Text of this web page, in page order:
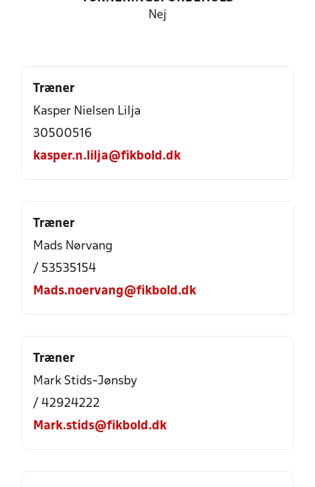
Nej
Træner
Kasper Nielsen Lilja
30500516
kasper.n.lilja@fikbold.dk
Træner
Mads Nørvang
/ 53535154
Mads.noervang@fikbold.dk
Træner
Mark Stids-Jønsby
/ 42924222
Mark.stids@fikbold.dk